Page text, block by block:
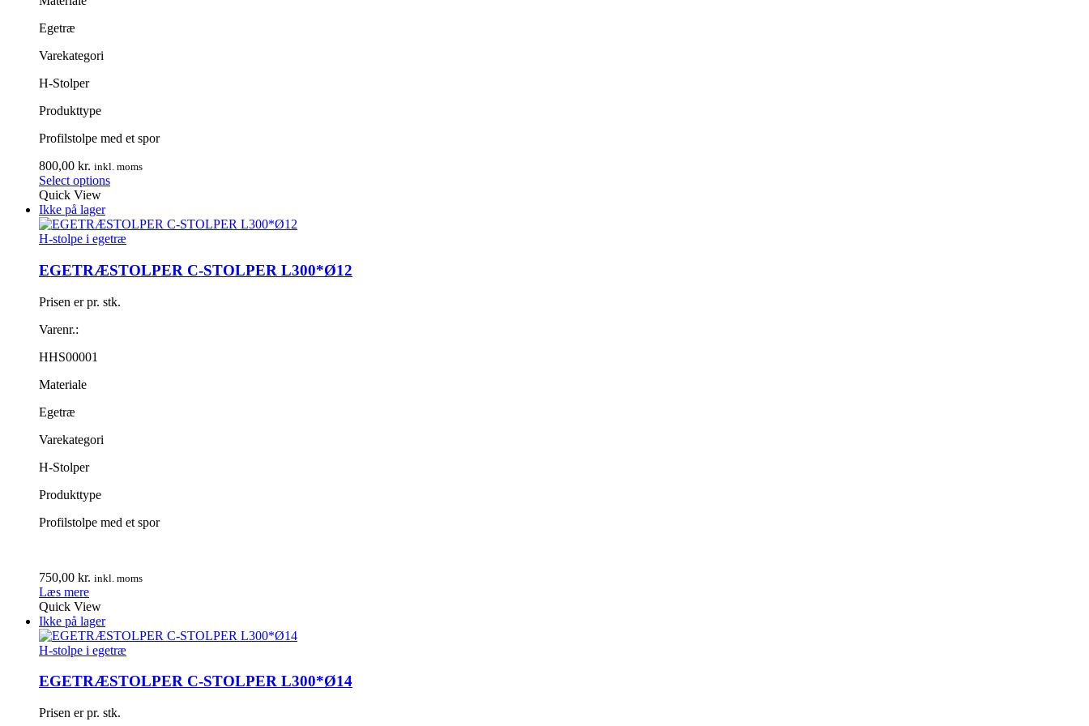
Egetræ
Varekategori
H-Stolper
Produkttype
Profilstolpe med et spor
800,00 kr. inkl. moms
Select options
Quick View
Ikke på lager
H-stolpe i egetræ
EGETRÆSTOLPER C-STOLPER L300*Ø12
Prisen er pr. stk.
Varenr.:
HHS00001
Materiale
Egetræ
Varekategori
H-Stolper
Produkttype
Profilstolpe med et spor
750,00 kr. inkl. moms
Læs mere
Quick View
Ikke på lager
H-stolpe i egetræ
EGETRÆSTOLPER C-STOLPER L300*Ø14
Prisen er pr. stk.